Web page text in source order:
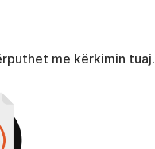
me kërkimin tuaj.